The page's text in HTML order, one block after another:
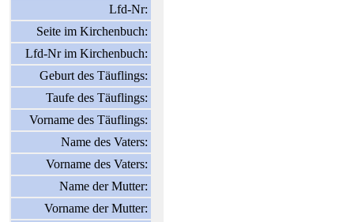
Lfd-Nr:
Seite im Kirchenbuch:
Lfd-Nr im Kirchenbuch:
Geburt des Täuflings:
Taufe des Täuflings:
Vorname des Täuflings:
Name des Vaters:
Vorname des Vaters:
Name der Mutter:
Vorname der Mutter: